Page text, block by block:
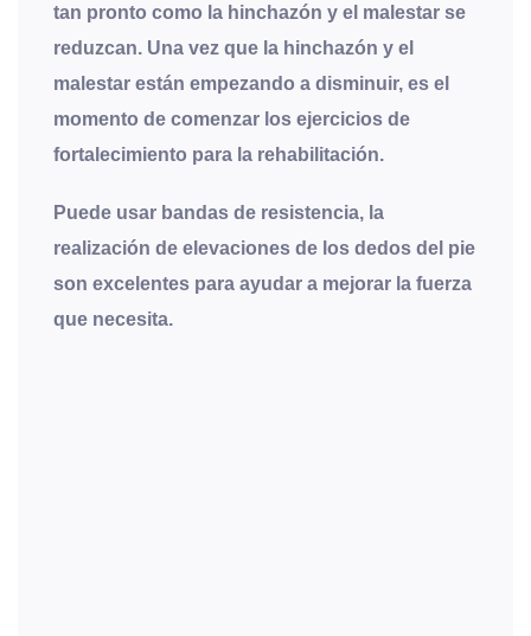
tan pronto como la hinchazón y el malestar se
reduzcan. Una vez que la hinchazón y el
malestar están empezando a disminuir, es el
momento de comenzar los ejercicios de
fortalecimiento para la rehabilitación.
Puede usar bandas de resistencia, la
realización de elevaciones de los dedos del pie
son excelentes para ayudar a mejorar la fuerza
que necesita.